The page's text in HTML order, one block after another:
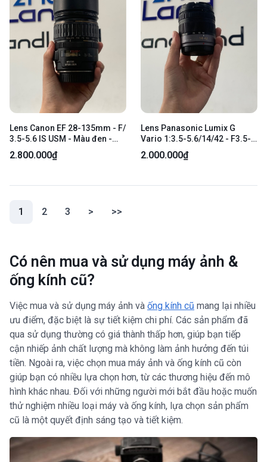
Lens Canon EF 28-135mm - F/
3.5-5.6 IS USM - Màu đen -
Ngoại hình: 98% - Kèm hood +
cap
2.800.000₫
Lens Panasonic Lumix G
Vario 1:3.5-5.6/14/42 - F3.5-
5.6 ASPH Mega O.I.S - Màu
đen - Ngoại hình: 98% - Body
2.000.000₫
1 (current)
2 3 > >>
Có nên mua và sử dụng máy ảnh &
ống kính cũ?
Việc mua và sử dụng máy ảnh và ống kính cũ mang lại nhiều
ưu điểm, đặc biệt là sự tiết kiệm chi phí. Các sản phẩm đã
qua sử dụng thường có giá thành thấp hơn, giúp bạn tiếp
cận nhiếp ảnh chất lượng mà không làm ảnh hưởng đến túi
tiền. Ngoài ra, việc chọn mua máy ảnh và ống kính cũ còn
giúp bạn có nhiều lựa chọn hơn, từ các thương hiệu đến mô
hình khác nhau. Đối với những người mới bắt đầu hoặc muốn
thử nghiệm nhiều loại máy và ống kính, lựa chọn sản phẩm
cũ là một quyết định sáng tạo và tiết kiệm.